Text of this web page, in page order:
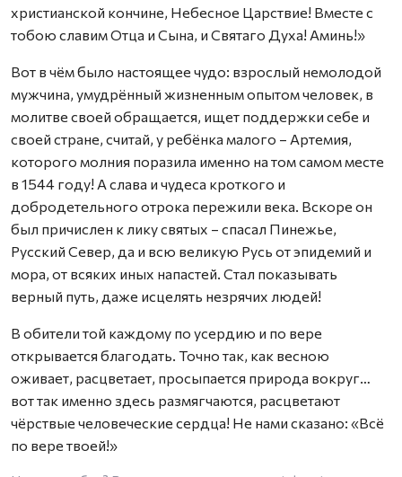
христианской кончине, Небесное Царствие! Вместе с
тобою славим Отца и Сына, и Святаго Духа! Аминь!»
Вот в чём было настоящее чудо: взрослый немолодой
мужчина, умудрённый жизненным опытом человек, в
молитве своей обращается, ищет поддержки себе и
своей стране, считай, у ребёнка малого – Артемия,
которого молния поразила именно на том самом месте
в 1544 году! А слава и чудеса кроткого и
добродетельного отрока пережили века. Вскоре он
был причислен к лику святых – спасал Пинежье,
Русский Север, да и всю великую Русь от эпидемий и
мора, от всяких иных напастей. Стал показывать
верный путь, даже исцелять незрячих людей!
В обители той каждому по усердию и по вере
открывается благодать. Точно так, как весною
оживает, расцветает, просыпается природа вокруг…
вот так именно здесь размягчаются, расцветают
чёрствые человеческие сердца! Не нами сказано: «Всё
по вере твоей!»